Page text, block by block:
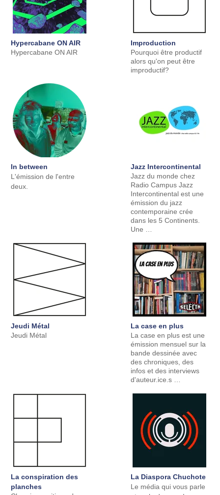
Hypercabane ON AIR
Hypercabane ON AIR
Improduction
Pourquoi être productif
alors qu'on peut être
improductif?
In between
L'émission de l'entre
deux.
Jazz Intercontinental
Jazz du monde chez
Radio Campus Jazz
Intercontinental est une
émission du jazz
contemporaine crée
dans les 5 Continents.
Une …
Jeudi Métal
Jeudi Métal
La case en plus
La case en plus est une
émission mensuel sur la
bande dessinée avec
des chroniques, des
infos et des interviews
d'auteur.ice.s …
La conspiration des
planches
La Diaspora Chuchote
Le média qui vous parle